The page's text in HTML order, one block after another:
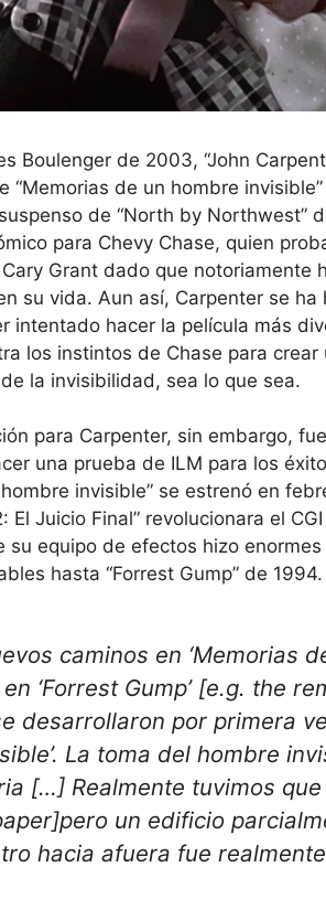
Boulenger de 2003, “John
“Memorias de un hombre
de “North by Northwest”
para Chevy Chase, quien
Grant dado que notoriamente
su vida. Aun así, Carpenter se
intentado hacer la película más
los instintos de Chase para
de la invisibilidad, sea lo que sea.
para Carpenter, sin embargo,
una prueba de ILM para los
invisible” se estrenó en
El Juicio Final” revolucionara el
su equipo de efectos hizo
hasta “Forrest Gump” de
caminos en ‘Memorias
‘Forrest Gump’ [e.g. the
desarrollaron por primera
La toma del hombre
[…] Realmente tuvimos
un edificio
hacia afuera fue